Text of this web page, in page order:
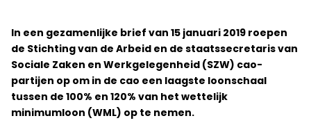
In een gezamenlijke brief van 15 januari 2019 roepen
de Stichting van de Arbeid en de staatssecretaris van
Sociale Zaken en Werkgelegenheid (SZW) cao-
partijen op om in de cao een laagste loonschaal
tussen de 100% en 120% van het wettelijk
minimumloon (WML) op te nemen.